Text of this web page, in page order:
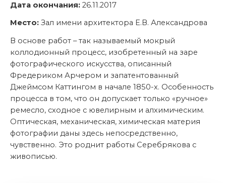
Дата окончания: 26.11.2017
Место: Зал имени архитектора Е.В. Александрова
В основе работ – так называемый мокрый
коллодионный процесс, изобретенный на заре
фотографического искусства, описанный
Фредериком Арчером и запатентованный
Джеймсом Каттингом в начале 1850-х. Особенность
процесса в том, что он допускает только «ручное»
ремесло, сходное с ювелирным и алхимическим.
Оптическая, механическая, химическая материя
фотографии даны здесь непосредственно,
чувственно. Это роднит работы Серебрякова с
живописью.